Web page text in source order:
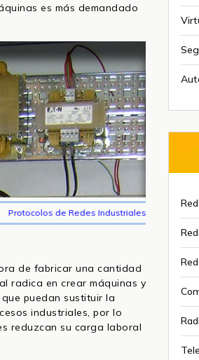
es más demandado
Redes Industriales
de fabricar una cantidad
radica en crear máquinas y
puedan sustituir la
industriales, por lo
reduzcan su carga laboral